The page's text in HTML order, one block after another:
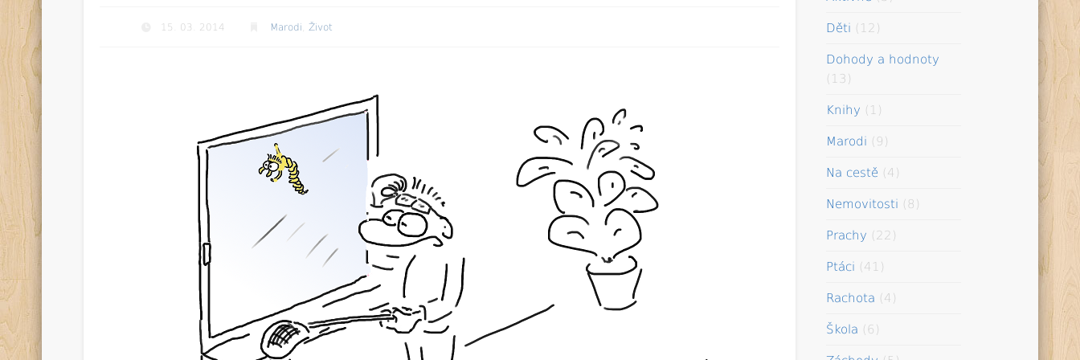
15. 03. 2014 Marodi Život Děti (12)
Dohody a hodnoty
(13)
Knihy (1)
Marodi (9)
Na cestě (4)
Nemovitosti (8)
Prachy (22)
Ptáci (41)
Rachota (4)
Škola (6)